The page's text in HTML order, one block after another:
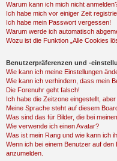
Warum kann ich mich nicht
Ich habe mich vor einiger Zeit
Ich habe mein Passwort vergessen!
Warum werde ich automatisch
Wozu ist die Funktion „Alle Cookies
Benutzerpräferenzen und -
Wie kann ich meine Einstellungen
Wie kann ich verhindern, dass mein
Die Forenuhr geht falsch!
Ich habe die Zeitzone eingestellt,
Meine Sprache steht auf diesem
Was sind das für Bilder, die bei
Wie verwende ich einen Avatar?
Was ist mein Rang und wie kann ich
Wenn ich bei einem Benutzer auf
anzumelden.